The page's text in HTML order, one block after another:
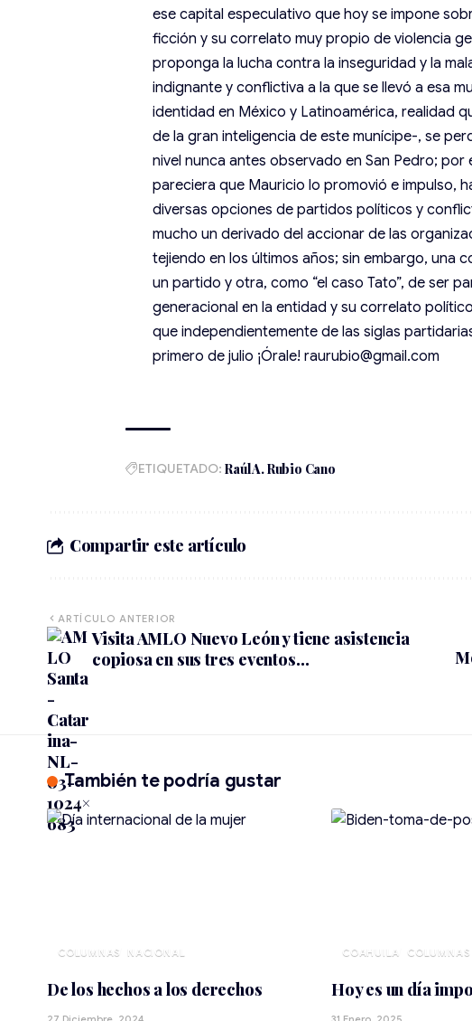
ese capital especulativo que hoy se impone
ficción y su correlato muy propio de violencia
proponga la lucha contra la inseguridad y la
indignante y conflictiva a la que se llevó a esa
identidad en México y Latinoamérica, realidad
de la gran inteligencia de este munícipe-, se
nivel nunca antes observado en San Pedro; por
pareciera que Mauricio lo promovió e impulso,
diversas opciones de partidos políticos y
mucho un derivado del accionar de las
tejiendo en los últimos años; sin embargo, una
un partido y otra, como “el caso Tato”, de ser
generacional en la entidad y su correlato
que independientemente de las siglas
primero de julio ¡Órale! raurubio@gmail.com
ETIQUETADO: Raúl A. Rubio Cano
Compartir este artículo
ARTÍCULO ANTERIOR
Visita AMLO Nuevo León y tiene asistencia
copiosa en sus tres eventos…
También te podría gustar
NACIONAL
De los hechos a los derechos
COAHUILA
Hoy es un día